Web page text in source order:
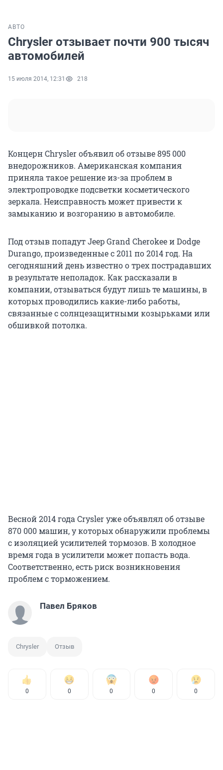
АВТО
Chrysler отзывает почти 900 тысяч
автомобилей
15 июля 2014, 12:31 218
Концерн Chrysler объявил об отзыве 895 000
внедорожников. Американская компания
приняла такое решение из-за проблем в
электропроводке подсветки косметического
зеркала. Неисправность может привести к
замыканию и возгоранию в автомобиле.
Под отзыв попадут Jeep Grand Cherokee и Dodge
Durango, произведенные с 2011 по 2014 год. На
сегодняшний день известно о трех пострадавших
в результате неполадок. Как рассказали в
компании, отзываться будут лишь те машины, в
которых проводились какие-либо работы,
связанные с солнцезащитными козырьками или
обшивкой потолка.
Весной 2014 года Crysler уже объявлял об отзыве
870 000 машин, у которых обнаружили проблемы
с изоляцией усилителей тормозов. В холодное
время года в усилители может попасть вода.
Соответственно, есть риск возникновения
проблем с торможением.
Павел Бряков
Chrysler Отзыв
0 0 0 0 0